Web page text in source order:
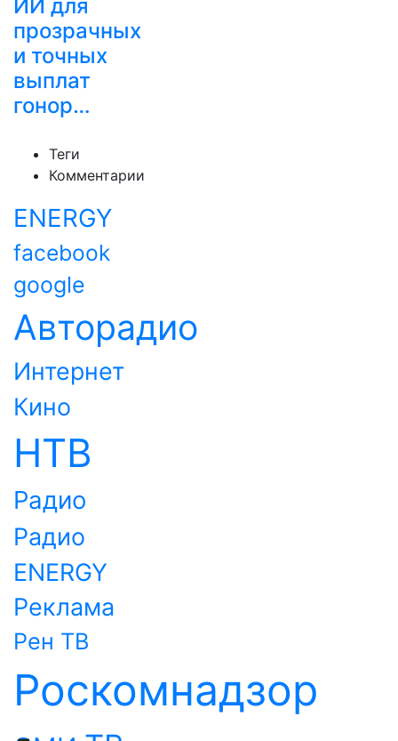
ИИ для
прозрачных
и точных
выплат
гонор…
Теги
Комментарии
ENERGY
facebook
google
Авторадио
Интернет
Кино
НТВ
Радио
Радио
ENERGY
Реклама
Рен ТВ
Роскомнадзор